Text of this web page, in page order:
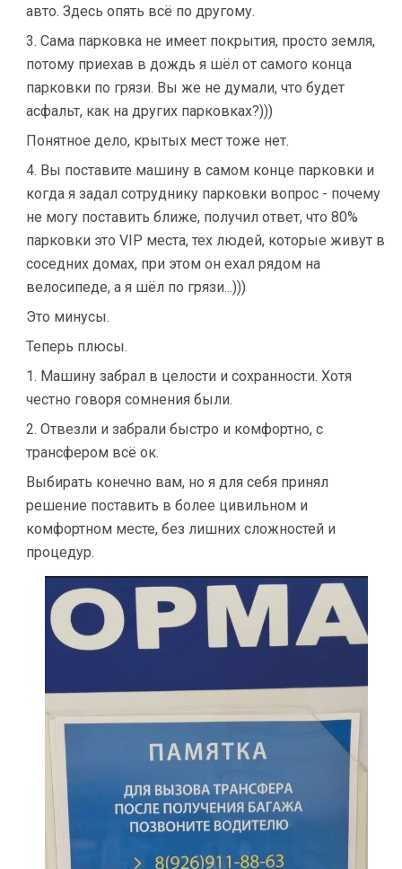
авто. Здесь опять всё по другому.
3. Сама парковка не имеет покрытия, просто земля,
потому приехав в дождь я шёл от самого конца
парковки по грязи. Вы же не думали, что будет
асфальт, как на других парковках?)))
Понятное дело, крытых мест тоже нет.
4. Вы поставите машину в самом конце парковки и
когда я задал сотруднику парковки вопрос - почему
не могу поставить ближе, получил ответ, что 80%
парковки это VIP места, тех людей, которые живут в
соседних домах, при этом он ехал рядом на
велосипеде, а я шёл по грязи...)))
Это минусы.
Теперь плюсы.
1. Машину забрал в целости и сохранности. Хотя
честно говоря сомнения были.
2. Отвезли и забрали быстро и комфортно, с
трансфером всё ок.
Выбирать конечно вам, но я для себя принял
решение поставить в более цивильном и
комфортном месте, без лишних сложностей и
процедур.